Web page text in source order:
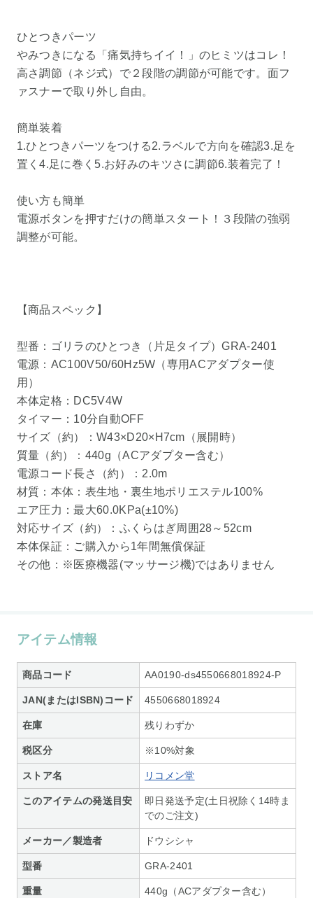
ひとつきパーツ
やみつきになる「痛気持ちイイ！」のヒミツはコレ！
高さ調節（ネジ式）で２段階の調節が可能です。面フ
ァスナーで取り外し自由。
簡単装着
1.ひとつきパーツをつける2.ラベルで方向を確認3.足を
置く4.足に巻く5.お好みのキツさに調節6.装着完了！
使い方も簡単
電源ボタンを押すだけの簡単スタート！３段階の強弱
調整が可能。
【商品スペック】
型番：ゴリラのひとつき（片足タイプ）GRA-2401
電源：AC100V50/60Hz5W（専用ACアダプター使
用）
本体定格：DC5V4W
タイマー：10分自動OFF
サイズ（約）：W43×D20×H7cm（展開時）
質量（約）：440g（ACアダプター含む）
電源コード長さ（約）：2.0m
材質：本体：表生地・裏生地ポリエステル100%
エア圧力：最大60.0KPa(±10%)
対応サイズ（約）：ふくらはぎ周囲28～52cm
本体保証：ご購入から1年間無償保証
その他：※医療機器(マッサージ機)ではありません
アイテム情報
商品コード AA0190-ds4550668018924-P
JAN(またはISBN)コード 4550668018924
在庫 残りわずか
税区分 ※10%対象
ストア名 リコメン堂
このアイテムの発送目安
即日発送予定(土日祝除く14時ま
でのご注文)
メーカー／製造者 ドウシシャ
型番 GRA-2401
重量 440g（ACアダプター含む）